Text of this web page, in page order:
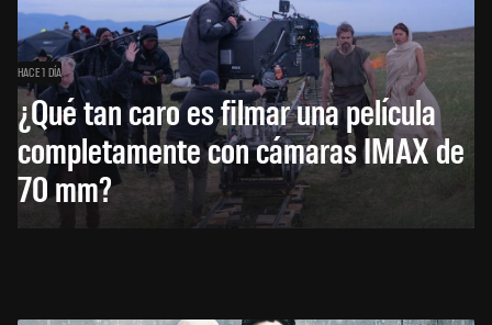
HACE 1 DÍA
¿Qué tan caro es filmar una película
completamente con cámaras IMAX de
70 mm?